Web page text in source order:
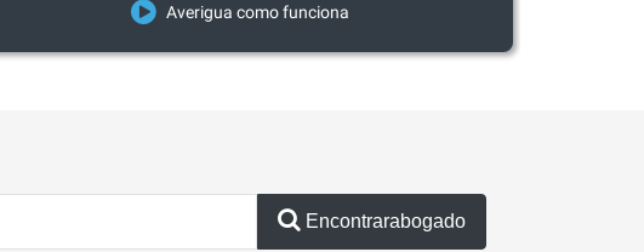
Averigua como funciona
Encontrarabogado